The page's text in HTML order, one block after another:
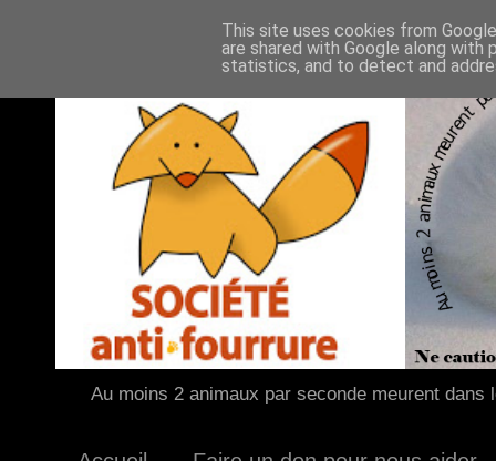
Au moins 2 animaux par seconde meurent
This site uses cookies from
are shared with Google along
statistics, and to detect and